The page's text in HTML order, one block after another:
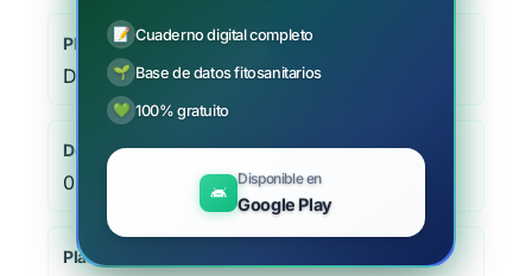
Plaga/Enfermedad
Dicotiledóneas, malas hierbas de hoja ancha
Dosis
0.04 - 0.06 Kg/ha
Plazo de seguridad
📝 Cuaderno digital completo
🌱 Base de datos fitosanitarios
💚 100% gratuito
Disponible en
Google Play